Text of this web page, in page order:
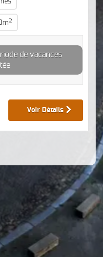
2
de vacances
Voir Détails